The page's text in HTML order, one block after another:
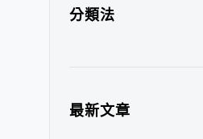
分類法
最新文章